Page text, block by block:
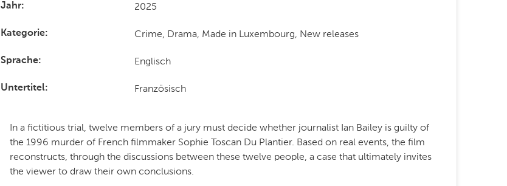
Jahr 2025
Kategorie Crime, Drama, Made in Luxembourg, New releases
Sprache Englisch
Untertitel Französisch
In a fictitious trial, twelve members of a jury must decide whether journalist Ian Bailey is guilty of
the 1996 murder of French filmmaker Sophie Toscan Du Plantier. Based on real events, the film
reconstructs, through the discussions between these twelve people, a case that ultimately invites
the viewer to draw their own conclusions.